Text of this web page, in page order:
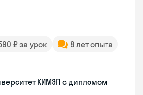
₽ за урок
8 лет опыта
КИМЭП с дипломом